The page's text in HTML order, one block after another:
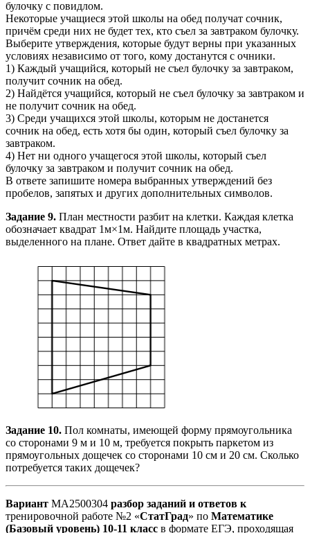
булочку с повидлом.
Некоторые учащиеся этой школы на обед получат сочник,
причём среди них не будет тех, кто съел за завтраком булочку.
Выберите утверждения, которые будут верны при указанных
условиях независимо от того, кому достанутся с очники.
1) Каждый учащийся, который не съел булочку за завтраком,
получит сочник на обед.
2) Найдётся учащийся, который не съел булочку за завтраком и
не получит сочник на обед.
3) Среди учащихся этой школы, которым не достанется
сочник на обед, есть хотя бы один, который съел булочку за
завтраком.
4) Нет ни одного учащегося этой школы, который съел
булочку за завтраком и получит сочник на обед.
В ответе запишите номера выбранных утверждений без
пробелов, запятых и других дополнительных символов.
Задание 9. План местности разбит на клетки. Каждая клетка
обозначает квадрат 1м×1м. Найдите площадь участка,
выделенного на плане. Ответ дайте в квадратных метрах.
Задание 10. Пол комнаты, имеющей форму прямоугольника
со сторонами 9 м и 10 м, требуется покрыть паркетом из
прямоугольных дощечек со сторонами 10 см и 20 см. Сколько
потребуется таких дощечек?
Вариант МА2500304 разбор заданий и ответов к
тренировочной работе №2 «СтатГрад» по Математике
(Базовый уровень) 10-11 класс в формате ЕГЭ, проходящая